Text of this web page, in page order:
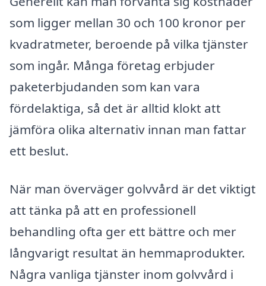
som ligger mellan 30 och 100 kronor per
kvadratmeter, beroende på vilka tjänster
som ingår. Många företag erbjuder
paketerbjudanden som kan vara
fördelaktiga, så det är alltid klokt att
jämföra olika alternativ innan man fattar
ett beslut.
När man överväger golvvård är det viktigt
att tänka på att en professionell
behandling ofta ger ett bättre och mer
långvarigt resultat än hemmaprodukter.
Några vanliga tjänster inom golvvård i